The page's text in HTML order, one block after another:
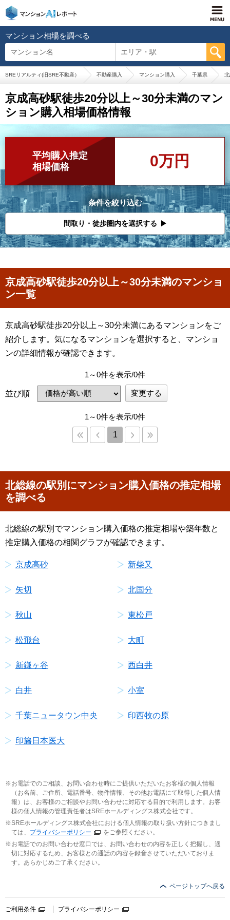
マンション相場を調べる
マンション名 エリア・駅
SREリアルティ(旧SRE不動産） 不動産購入 マンション購入 千葉県
京成高砂駅徒歩20分以上～30分未満のマン
ション購入相場価格情報
平均購入推定
相場価格
0万円
条件を絞り込む
間取り・徒歩圏内を選択する
京成高砂駅徒歩20分以上～30分未満のマンショ
ン一覧
京成高砂駅徒歩20分以上～30分未満にあるマンションをご
紹介します。気になるマンションを選択すると、マンショ
ンの詳細情報が確認できます。
1～0件を表示/0件
並び順 変更する
1～0件を表示/0件
1
北総線の駅別にマンション購入価格の推定相場
を調べる
北総線の駅別でマンション購入価格の推定相場や築年数と
推定購入価格の相関グラフが確認できます。
京成高砂 新柴又
矢切 北国分
秋山 東松戸
松飛台 大町
新鎌ヶ谷 西白井
白井 小室
千葉ニュータウン中央 印西牧の原
印旛日本医大
お電話でのご相談、お問い合わせ時にご提供いただいたお客様の個人情報
（お名前、ご住所、電話番号、物件情報、その他お電話にて取得した個人情
報）は、お客様のご相談やお問い合わせに対応する目的で利用します。お客
様の個人情報の管理責任者はSREホールディングス株式会社です。
SREホールディングス株式会社における個人情報の取り扱い方針につきまし
ては、 プライバシーポリシー
をご参照ください。
お電話でのお問い合わせ窓口では、お問い合わせの内容を正しく把握し、適
切に対応するため、お客様との通話の内容を録音させていただいておりま
す。あらかじめご了承ください。
ページトップへ戻る
ご利用条件 プライバシーポリシー